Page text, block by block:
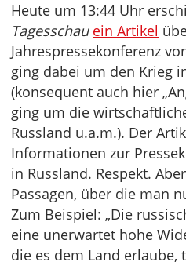
Heute um 13:44 Uhr
Tagesschau ein Artikel
Jahrespressekonferenz
ging dabei um den Krieg
(konsequent auch hier
ging um die
Russland u.a.m.). Der
Informationen zur
in Russland. Respekt.
Passagen, über die man
Zum Beispiel: „Die
eine unerwartet hohe
die es dem Land erlaube,